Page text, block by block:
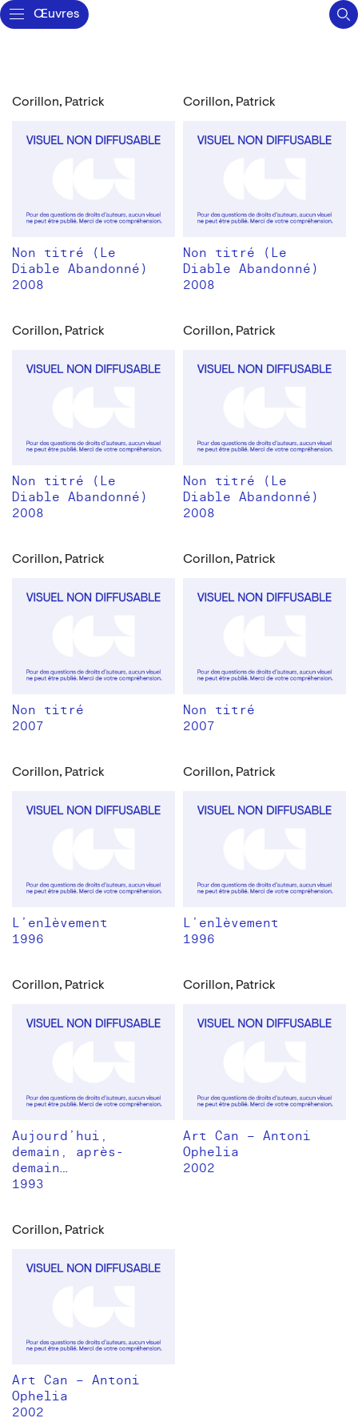
Œuvres
Corillon, Patrick
Non titré (Le
Diable Abandonné)
2008
Corillon, Patrick
Non titré (Le
Diable Abandonné)
2008
Corillon, Patrick
Non titré (Le
Diable Abandonné)
2008
Corillon, Patrick
Non titré (Le
Diable Abandonné)
2008
Corillon, Patrick
Non titré
2007
Corillon, Patrick
Non titré
2007
Corillon, Patrick
L’enlèvement
1996
Corillon, Patrick
L’enlèvement
1996
Corillon, Patrick
Aujourd’hui,
demain, après-
demain…
1993
Corillon, Patrick
Art Can – Antoni
Ophelia
2002
Corillon, Patrick
Art Can – Antoni
Ophelia
2002